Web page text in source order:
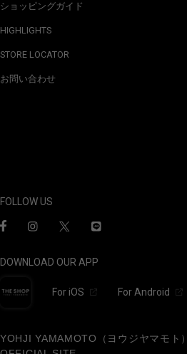
ショッピングガイド
HIGHLIGHTS
STORE LOCATOR
お問い合わせ
FOLLOW US
DOWNLOAD OUR APP
For iOS For Android
YOHJI YAMAMOTO（ヨウジヤマモト）